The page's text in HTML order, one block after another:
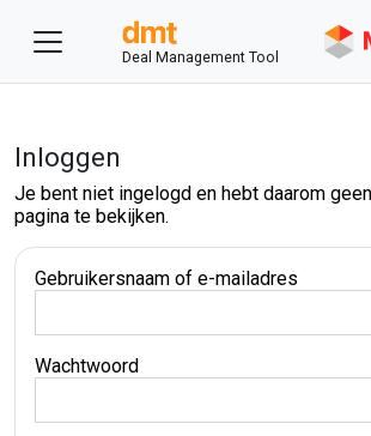
Deal Management Tool
Inloggen
Je bent niet ingelogd en hebt daarom
pagina te bekijken.
Gebruikersnaam of e-mailadres
Wachtwoord